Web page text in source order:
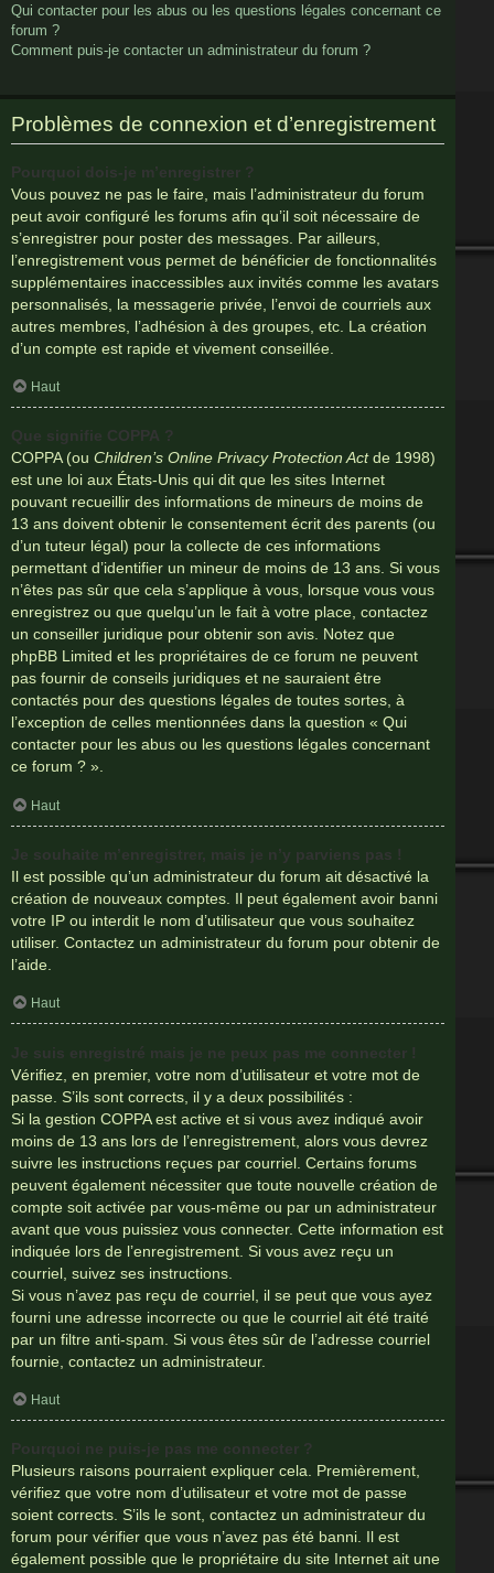
Qui contacter pour les abus ou les questions légales concernant ce
forum ?
Comment puis-je contacter un administrateur du forum ?
Problèmes de connexion et d’enregistrement
Pourquoi dois-je m’enregistrer ?
Vous pouvez ne pas le faire, mais l’administrateur du forum
peut avoir configuré les forums afin qu’il soit nécessaire de
s’enregistrer pour poster des messages. Par ailleurs,
l’enregistrement vous permet de bénéficier de fonctionnalités
supplémentaires inaccessibles aux invités comme les avatars
personnalisés, la messagerie privée, l’envoi de courriels aux
autres membres, l’adhésion à des groupes, etc. La création
d’un compte est rapide et vivement conseillée.
Haut
Que signifie COPPA ?
COPPA (ou Children’s Online Privacy Protection Actde 1998)
est une loi aux États-Unis qui dit que les sites Internet
pouvant recueillir des informations de mineurs de moins de
13 ans doivent obtenir le consentement écrit des parents (ou
d’un tuteur légal) pour la collecte de ces informations
permettant d’identifier un mineur de moins de 13 ans. Si vous
n’êtes pas sûr que cela s’applique à vous, lorsque vous vous
enregistrez ou que quelqu’un le fait à votre place, contactez
un conseiller juridique pour obtenir son avis. Notez que
phpBB Limited et les propriétaires de ce forum ne peuvent
pas fournir de conseils juridiques et ne sauraient être
contactés pour des questions légales de toutes sortes, à
l’exception de celles mentionnées dans la question « Qui
contacter pour les abus ou les questions légales concernant
ce forum ? ».
Haut
Je souhaite m’enregistrer, mais je n’y parviens pas !
Il est possible qu’un administrateur du forum ait désactivé la
création de nouveaux comptes. Il peut également avoir banni
votre IP ou interdit le nom d’utilisateur que vous souhaitez
utiliser. Contactez un administrateur du forum pour obtenir de
l’aide.
Haut
Je suis enregistré mais je ne peux pas me connecter !
Vérifiez, en premier, votre nom d’utilisateur et votre mot de
passe. S’ils sont corrects, il y a deux possibilités :
Si la gestion COPPA est active et si vous avez indiqué avoir
moins de 13 ans lors de l’enregistrement, alors vous devrez
suivre les instructions reçues par courriel. Certains forums
peuvent également nécessiter que toute nouvelle création de
compte soit activée par vous-même ou par un administrateur
avant que vous puissiez vous connecter. Cette information est
indiquée lors de l’enregistrement. Si vous avez reçu un
courriel, suivez ses instructions.
Si vous n’avez pas reçu de courriel, il se peut que vous ayez
fourni une adresse incorrecte ou que le courriel ait été traité
par un filtre anti-spam. Si vous êtes sûr de l’adresse courriel
fournie, contactez un administrateur.
Haut
Pourquoi ne puis-je pas me connecter ?
Plusieurs raisons pourraient expliquer cela. Premièrement,
vérifiez que votre nom d’utilisateur et votre mot de passe
soient corrects. S’ils le sont, contactez un administrateur du
forum pour vérifier que vous n’avez pas été banni. Il est
également possible que le propriétaire du site Internet ait une